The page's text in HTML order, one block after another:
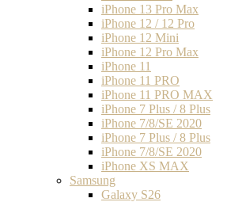
iPhone 13 Pro Max
iPhone 12 / 12 Pro
iPhone 12 Mini
iPhone 12 Pro Max
iPhone 11
iPhone 11 PRO
iPhone 11 PRO MAX
iPhone 7 Plus / 8 Plus
iPhone 7/8/SE 2020
iPhone 7 Plus / 8 Plus
iPhone 7/8/SE 2020
iPhone XS MAX
Samsung
Galaxy S26